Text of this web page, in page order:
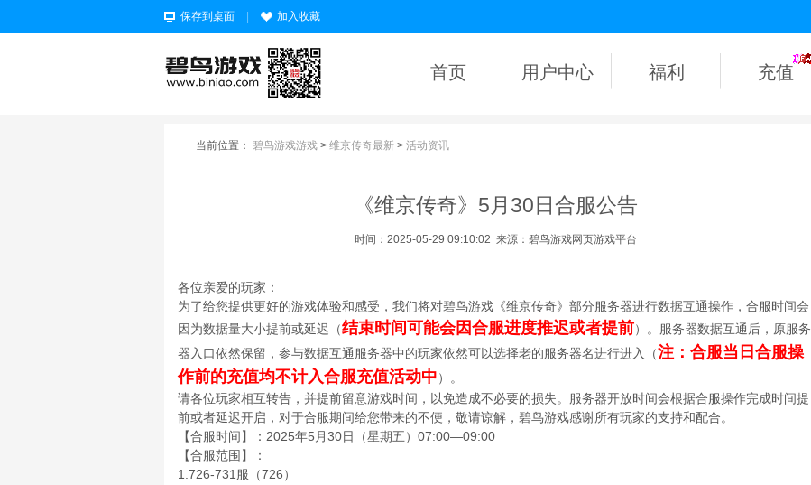
保存到桌面 加入收藏
首页 用户中心 福利 充值
当前位置： 碧鸟游戏游戏 > 维京传奇最新 > 活动资讯
《维京传奇》5月30日合服公告
时间：2025-05-29 09:10:02 来源：碧鸟游戏网页游戏平台
各位亲爱的玩家：
为了给您提供更好的游戏体验和感受，我们将对碧鸟游戏《维京传奇》部分服务器进行数据互通操作，合服时间会
因为数据量大小提前或延迟（结束时间可能会因合服进度推迟或者提前）。服务器数据互通后，原服务
器入口依然保留，参与数据互通服务器中的玩家依然可以选择老的服务器名进行进入（注：合服当日合服操
作前的充值均不计入合服充值活动中）。
请各位玩家相互转告，并提前留意游戏时间，以免造成不必要的损失。服务器开放时间会根据合服操作完成时间提
前或者延迟开启，对于合服期间给您带来的不便，敬请谅解，碧鸟游戏感谢所有玩家的支持和配合。
【合服时间】：2025年5月30日（星期五）07:00—09:00
【合服范围】：
1.726-731服（726）